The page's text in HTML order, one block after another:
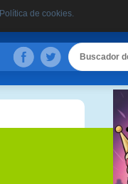
Política de cookies.